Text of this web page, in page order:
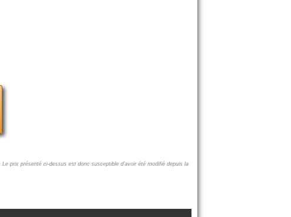
Le prix présenté ci-dessus est donc susceptible d'avoir été modifié depuis la